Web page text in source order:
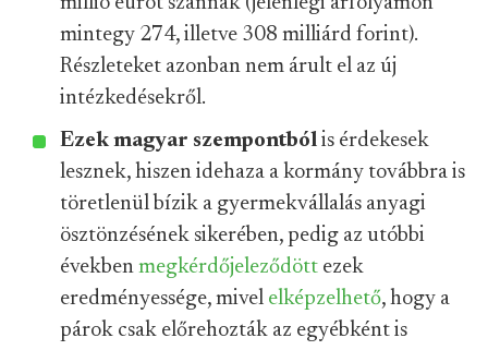
mintegy 274, illetve 308 milliárd forint).
Részleteket azonban nem árult el az új
intézkedésekről.
Ezek magyar szempontból is érdekesek
lesznek, hiszen idehaza a kormány továbbra is
töretlenül bízik a gyermekvállalás anyagi
ösztönzésének sikerében, pedig az utóbbi
években megkérdőjeleződött ezek
eredményessége, mivel elképzelhető, hogy a
párok csak előrehozták az egyébként is